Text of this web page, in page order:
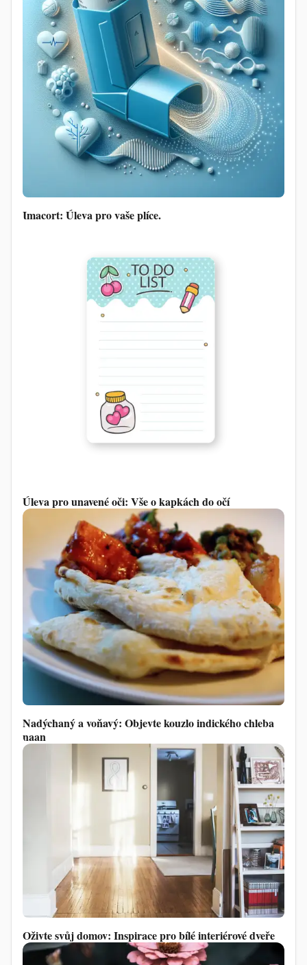
Imacort: Úleva pro vaše plíce.
Úleva pro unavené oči: Vše o kapkách do očí
Nadýchaný a voňavý: Objevte kouzlo indického chleba
naan
Oživte svůj domov: Inspirace pro bílé interiérové dveře